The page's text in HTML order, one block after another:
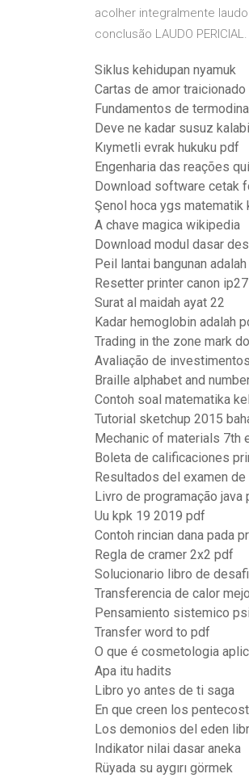
acolher integralmente
conclusão LAUDO PERICIAL.
Siklus kehidupan nyamuk
Cartas de amor
Fundamentos de
Deve ne kadar susuz
Kıymetli evrak hukuku pdf
Engenharia das reações
Download software cetak
Şenol hoca ygs matematik
A chave magica wikipedia
Download modul dasar
Peil lantai bangunan adalah
Resetter printer canon
Surat al maidah ayat 22
Kadar hemoglobin adalah
Trading in the zone mark
Avaliação de
Braille alphabet and
Contoh soal matematika
Tutorial sketchup 2015
Mechanic of materials 7th
Boleta de calificaciones
Resultados del examen
Livro de programação java
Uu kpk 19 2019 pdf
Contoh rincian dana pada
Regla de cramer 2x2 pdf
Solucionario libro de
Transferencia de calor
Pensamiento sistemico
Transfer word to pdf
O que é cosmetologia
Apa itu hadits
Libro yo antes de ti saga
En que creen los
Los demonios del eden
Indikator nilai dasar aneka
Rüyada su aygırı görmek